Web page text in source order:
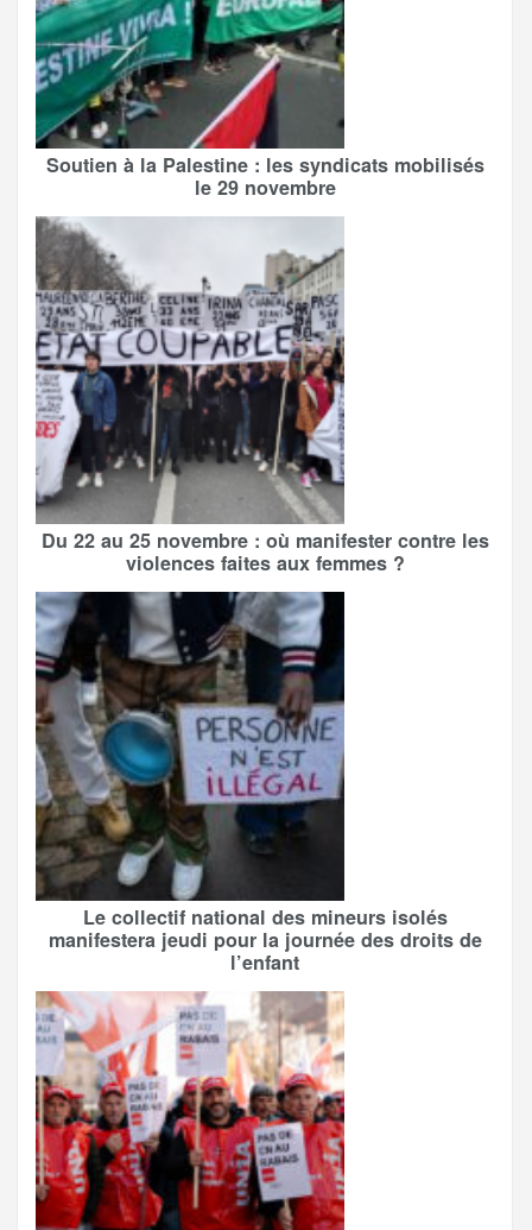
Soutien à la Palestine : les syndicats mobilisés
le 29 novembre
Du 22 au 25 novembre : où manifester contre les
violences faites aux femmes ?
Le collectif national des mineurs isolés
manifestera jeudi pour la journée des droits de
l’enfant